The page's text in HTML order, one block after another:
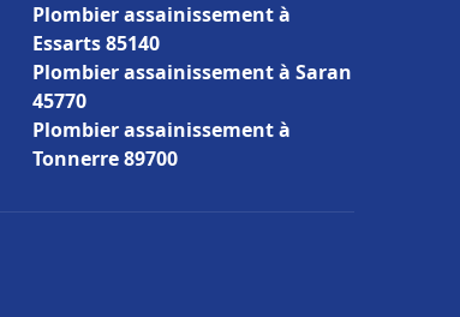
Plombier assainissement à
Essarts 85140
Plombier assainissement à Saran
45770
Plombier assainissement à
Tonnerre 89700